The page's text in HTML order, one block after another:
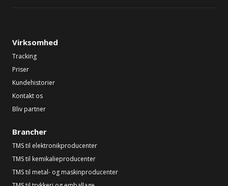
Virksomhed
Tracking
Priser
Kundehistorier
Kontakt os
Bliv partner
Brancher
TMS til elektronikproducenter
TMS til kemikalieproducenter
TMS til metal- og maskinproducenter